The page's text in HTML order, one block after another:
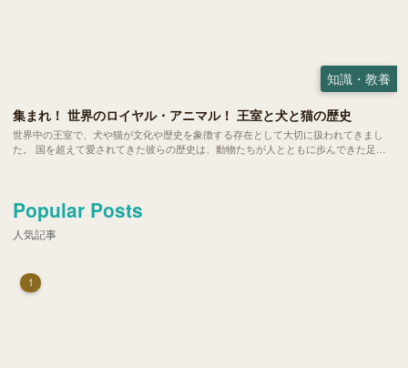
知識・教養
集まれ！ 世界のロイヤル・アニマル！ 王室と犬と猫の歴史
世界中の王室で、犬や猫が文化や歴史を象徴する存在として大切に扱われてきまし
た。 国を超えて愛されてきた彼らの歴史は、動物たちが人とともに歩んできた足跡
Popular Posts
人気記事
1